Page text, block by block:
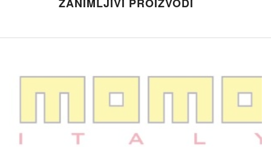
ZANIMLJIVI PROIZVODI